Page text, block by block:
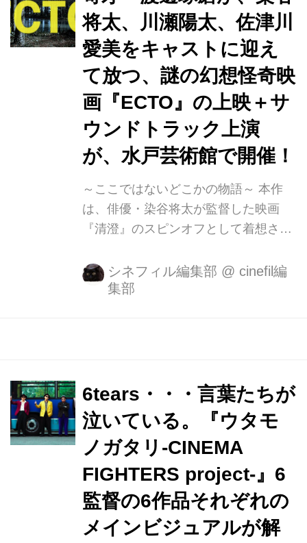
的なオリジナル作品。 本作は、2013
年に山田佳奈監督自身により初演され
た同名舞台の映画化で、長編初監督作
品となる。それぞれが抱える事情に抗
いながらも力強く生きようと進むセッ
クスワーカーの女たちの姿を描いた作
品。 主人公・カノウを演じるのは、若
手実力派女優の伊藤沙莉。カノウは、
以前に体験入店で店に来たものの、
い...
将太、川瀬陽太、佐津川
愛美をキャストに迎え
て放つ、謎の幻想怪奇映
画『ECTO』の上映＋サ
ウンドトラック上演
が、水戸芸術館で開催！
～ここではないどこかの物語～ 本作
は、俳優・染谷将太が監督した映画
『清澄』のスピンオフとして着想さ
太、川瀬陽太が再登場。 そして、新た
に女優・佐津川愛美を迎えいれ、荒唐
のコラボレーションや、 Perfume の映
像演出他で活躍する異色の映像作家・
TAKCOM が担当。 撮影は、三宅唱監
督『きみの鳥はうたえる』ほか、多岐
に渡り活躍中の邦画界屈指の若手撮影
監督、四宮秀俊が担当。 公演当日は、
渡邊琢磨の指揮による13 名...
シネフィル編集部 @ cinefil編
集部
6tears・・・言葉たちが
泣いている。『ウタモ
ノガタリ-CINEMA
FIGHTERS project-』6
監督の6作品それぞれの
メインビジュアルが解